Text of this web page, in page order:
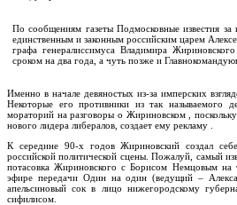
По сообщениям газеты Подмосковные известия
единственным и законным российским царем
графа генералиссимуса Владимира
сроком на два года, а чуть позже и
Именно в начале девяностых из-за имперских
Некоторые его противники из так называемого
мораторий на разговоры о Жириновском , поскольку
нового лидера либералов, создает ему рекламу .
К середине 90-х годов Жириновский создал
российской политической сцены. Пожалуй, самый
потасовка Жириновского с Борисом Немцовым
эфире передачи Один на один (ведущий –
апельсиновый сок в лицо нижегородскому
сифилисом.